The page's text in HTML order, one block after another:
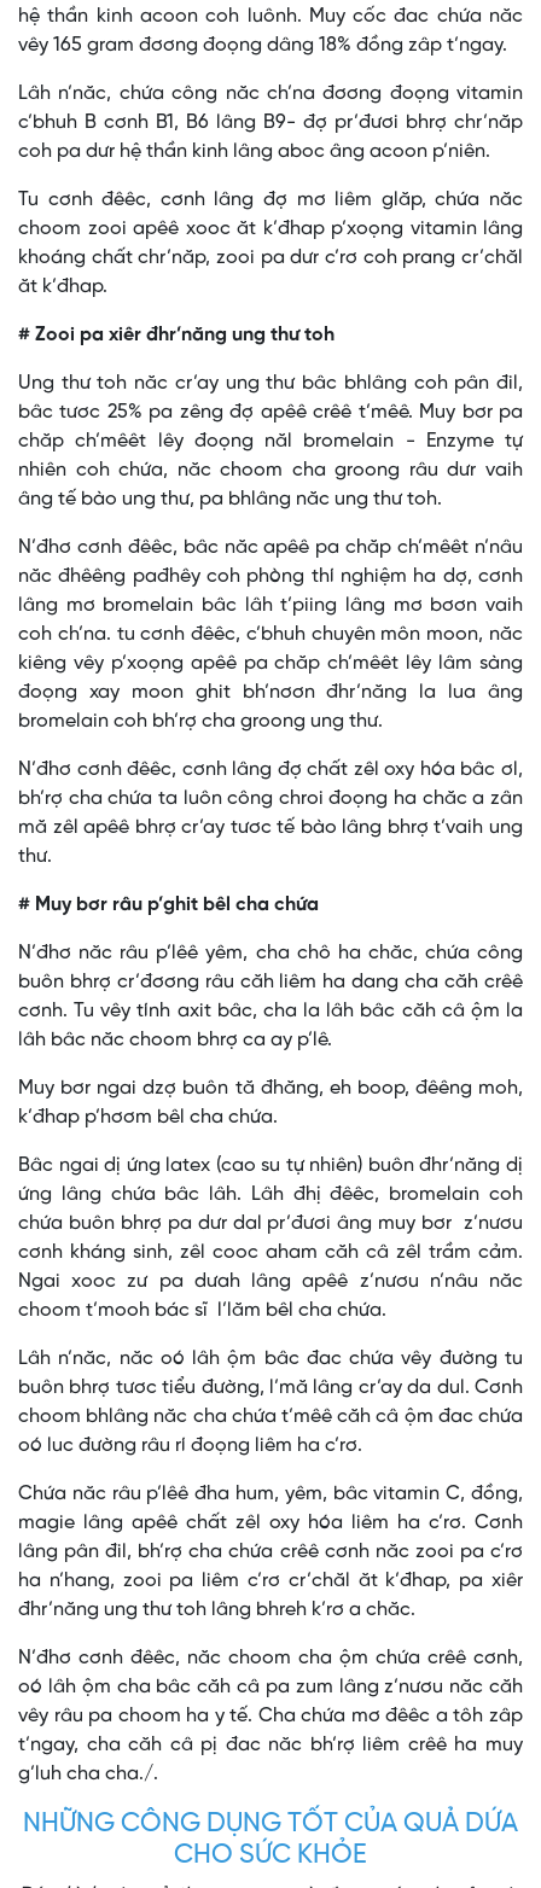
hệ thần kinh acoon coh luônh. Muy cốc đac chứa năc
vêy 165 gram đơơng đoọng dâng 18% đồng zâp t’ngay.
Lâh n’năc, chứa công năc ch’na đơơng đoọng vitamin
c’bhuh B cơnh B1, B6 lâng B9- đợ pr’đươi bhrợ chr’năp
coh pa dưr hệ thần kinh lâng aboc âng acoon p’niên.
Tu cơnh đêêc, cơnh lâng đợ mơ liêm glăp, chứa năc
choom zooi apêê xooc ăt k’đhap p’xoọng vitamin lâng
khoáng chất chr’năp, zooi pa dưr c’rơ coh prang cr’chăl
ăt k’đhap.
# Zooi pa xiêr đhr’năng ung thư toh
Ung thư toh năc cr’ay ung thư bâc bhlâng coh pân đil,
bâc tươc 25% pa zêng đợ apêê crêê t’mêê. Muy bơr pa
chăp ch’mêêt lêy đoọng năl bromelain - Enzyme tự
nhiên coh chứa, năc choom cha groong râu dưr vaih
âng tế bào ung thư, pa bhlâng năc ung thư toh.
N’đhơ cơnh đêêc, bâc năc apêê pa chăp ch’mêêt n’nâu
năc đhêêng pađhêy coh phòng thí nghiệm ha dợ, cơnh
lâng mơ bromelain bâc lâh t’piing lâng mơ bơơn vaih
coh ch’na. tu cơnh đêêc, c’bhuh chuyên môn moon, năc
kiêng vêy p’xoọng apêê pa chăp ch’mêêt lêy lâm sàng
đoọng xay moon ghit bh’nơơn đhr’năng la lua âng
bromelain coh bh’rợ cha groong ung thư.
N’đhơ cơnh đêêc, cơnh lâng đợ chất zêl oxy hóa bâc ơl,
bh’rợ cha chứa ta luôn công chroi đoọng ha chăc a zân
mă zêl apêê bhrợ cr’ay tươc tế bào lâng bhrợ t’vaih ung
thư.
# Muy bơr râu p’ghit bêl cha chứa
N’đhơ năc râu p’lêê yêm, cha chô ha chăc, chứa công
buôn bhrợ cr’đơơng râu căh liêm ha dang cha căh crêê
cơnh. Tu vêy tính axit bâc, cha la lâh bâc căh câ ộm la
lâh bâc năc choom bhrợ ca ay p’lê.
Muy bơr ngai dzợ buôn tă đhăng, eh boop, đêêng moh,
k’đhap p’hơơm bêl cha chứa.
Bâc ngai dị ứng latex (cao su tự nhiên) buôn đhr’năng dị
ứng lâng chứa bâc lâh. Lâh đhị đêêc, bromelain coh
chứa buôn bhrợ pa dưr dal pr’đươi âng muy bơr z’nươu
cơnh kháng sinh, zêl cooc aham căh câ zêl trầm cảm.
Ngai xooc zư pa dưah lâng apêê z’nươu n’nâu năc
choom t’mooh bác sĩ l’lăm bêl cha chứa.
Lâh n’năc, năc oó lâh ộm bâc đac chứa vêy đường tu
buôn bhrợ tươc tiểu đường, l’mă lâng cr’ay da dul. Cơnh
choom bhlâng năc cha chứa t’mêê căh câ ộm đac chứa
oó luc đường râu rí đoọng liêm ha c’rơ.
Chứa năc râu p’lêê đha hum, yêm, bâc vitamin C, đồng,
magie lâng apêê chất zêl oxy hóa liêm ha c’rơ. Cơnh
lâng pân đil, bh’rợ cha chứa crêê cơnh năc zooi pa c’rơ
ha n’hang, zooi pa liêm c’rơ cr’chăl ăt k’đhap, pa xiêr
đhr’năng ung thư toh lâng bhreh k’rơ a chăc.
N’đhơ cơnh đêêc, năc choom cha ộm chứa crêê cơnh,
oó lâh ộm cha bâc căh câ pa zum lâng z’nươu năc căh
vêy râu pa choom ha y tế. Cha chứa mơ đêêc a tôh zâp
t’ngay, cha căh câ pị đac năc bh’rợ liêm crêê ha muy
g’luh cha cha./.
NHỮNG CÔNG DỤNG TỐT CỦA QUẢ DỨA
CHO SỨC KHỎE